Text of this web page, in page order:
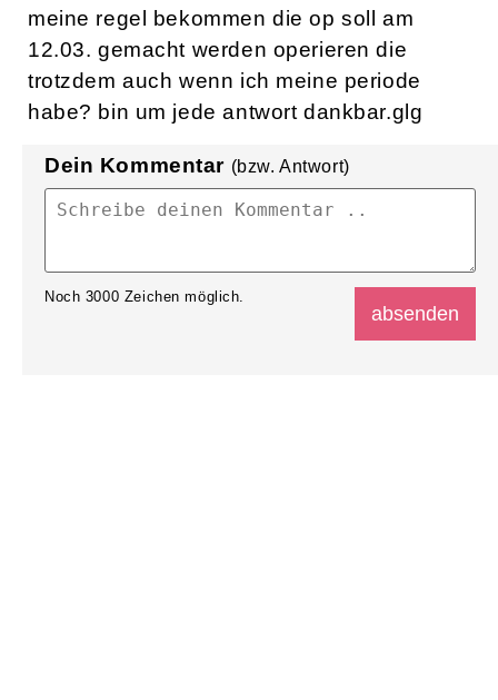
meine regel bekommen die op soll am
12.03. gemacht werden operieren die
trotzdem auch wenn ich meine periode
habe? bin um jede antwort dankbar.glg
Dein Kommentar (bzw. Antwort)
Noch 3000 Zeichen möglich.